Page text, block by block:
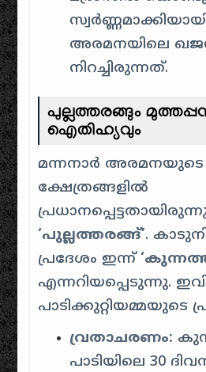
അരമനയിലെ
നിറച്ചിരുന്നത്.
പുല്ലത്തരങ്ങും
ഐതിഹ്യവും
മന്നനാർ അരമനയുടെ
ക്ഷേത്രങ്ങളിൽ
‘പുല്ലത്തരങ്ങ്’.
പ്രദേശം ഇന്ന്
എന്നറിയപ്പെടുന്നു.
പാടിക്കുറ്റിയമ്മയുടെ
വ്രതാചരണം:
പാടിയിലെ 30